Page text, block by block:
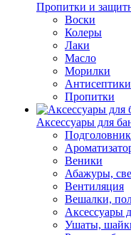
Пропитки и
Воски
Колеры
Лаки
Масло
Морилки
Антисептики
Пропитки
Аксессуары для
Веники
Абажуры,
Вентиляция
Вешалки,
Аксессуары
Ушаты,